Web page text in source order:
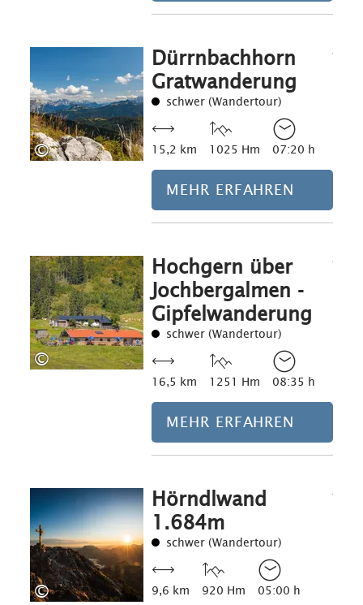
©
Dürrnbachhorn
Gratwanderung
schwer (Wandertour)
15,2 km 1025 Hm 07:20 h
MEHR ERFAHREN
©
Hochgern über
Jochbergalmen -
Gipfelwanderung
schwer (Wandertour)
16,5 km 1251 Hm 08:35 h
MEHR ERFAHREN
©
Hörndlwand
1.684m
schwer (Wandertour)
9,6 km 920 Hm 05:00 h